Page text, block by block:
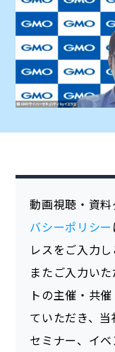
動画視聴・資料
バシーポリシー
レスをご入力し
またご入力い
トの主催・共
ていただき、当
セミナー、イ